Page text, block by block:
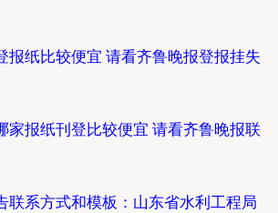
报纸比较便宜 请看齐鲁晚报登报挂失
家报纸刊登比较便宜 请看齐鲁晚报联
联系方式和模板：山东省水利工程局